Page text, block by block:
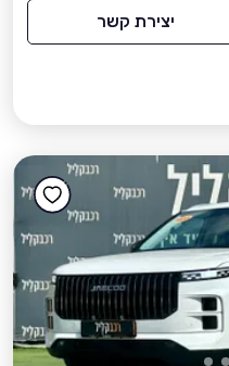
יצירת קשר